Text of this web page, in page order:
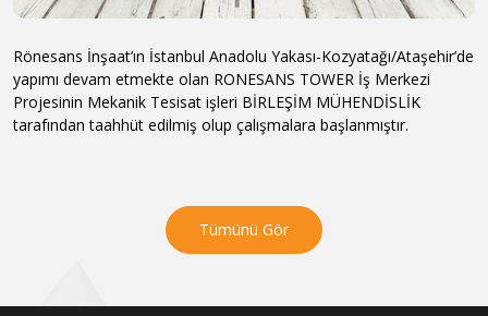
Rönesans İnşaat’ın İstanbul Anadolu Yakası-Kozyatağı/Ataşehir’de
yapımı devam etmekte olan RONESANS TOWER İş Merkezi
Projesinin Mekanik Tesisat işleri BİRLEŞİM MÜHENDİSLİK
tarafından taahhüt edilmiş olup çalışmalara başlanmıştır.
Tümünü Gör